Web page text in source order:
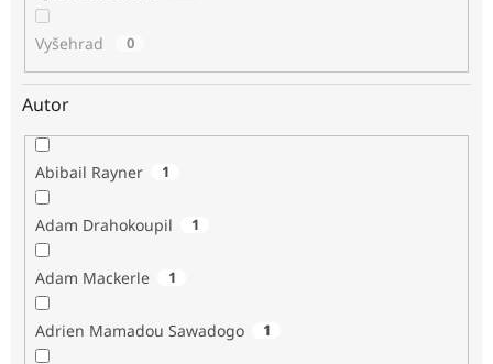
Vyšehrad 0
Autor
Abibail Rayner 1
Adam Drahokoupil 1
Adam Mackerle 1
Adrien Mamadou Sawadogo 1